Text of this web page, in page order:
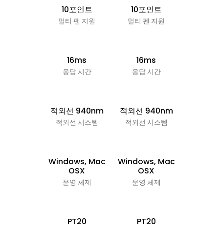
10포인트
멀티 펜 지원
16ms
응답 시간
적외선 940nm
적외선 시스템
Windows, Mac
OSX
운영 체제
PT20
10포인트
멀티 펜 지원
16ms
응답 시간
적외선 940nm
적외선 시스템
Windows, Mac
OSX
운영 체제
PT20